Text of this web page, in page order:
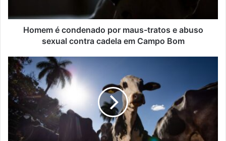
sexual
contra
Campo
Bom
Homem é condenado por maus-tratos e abuso
sexual contra cadela em Campo Bom
Carne
brasileira
será
vetada
pela
União
Europeia